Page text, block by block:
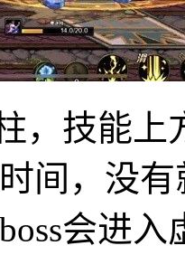
，技能上
间，没
会进